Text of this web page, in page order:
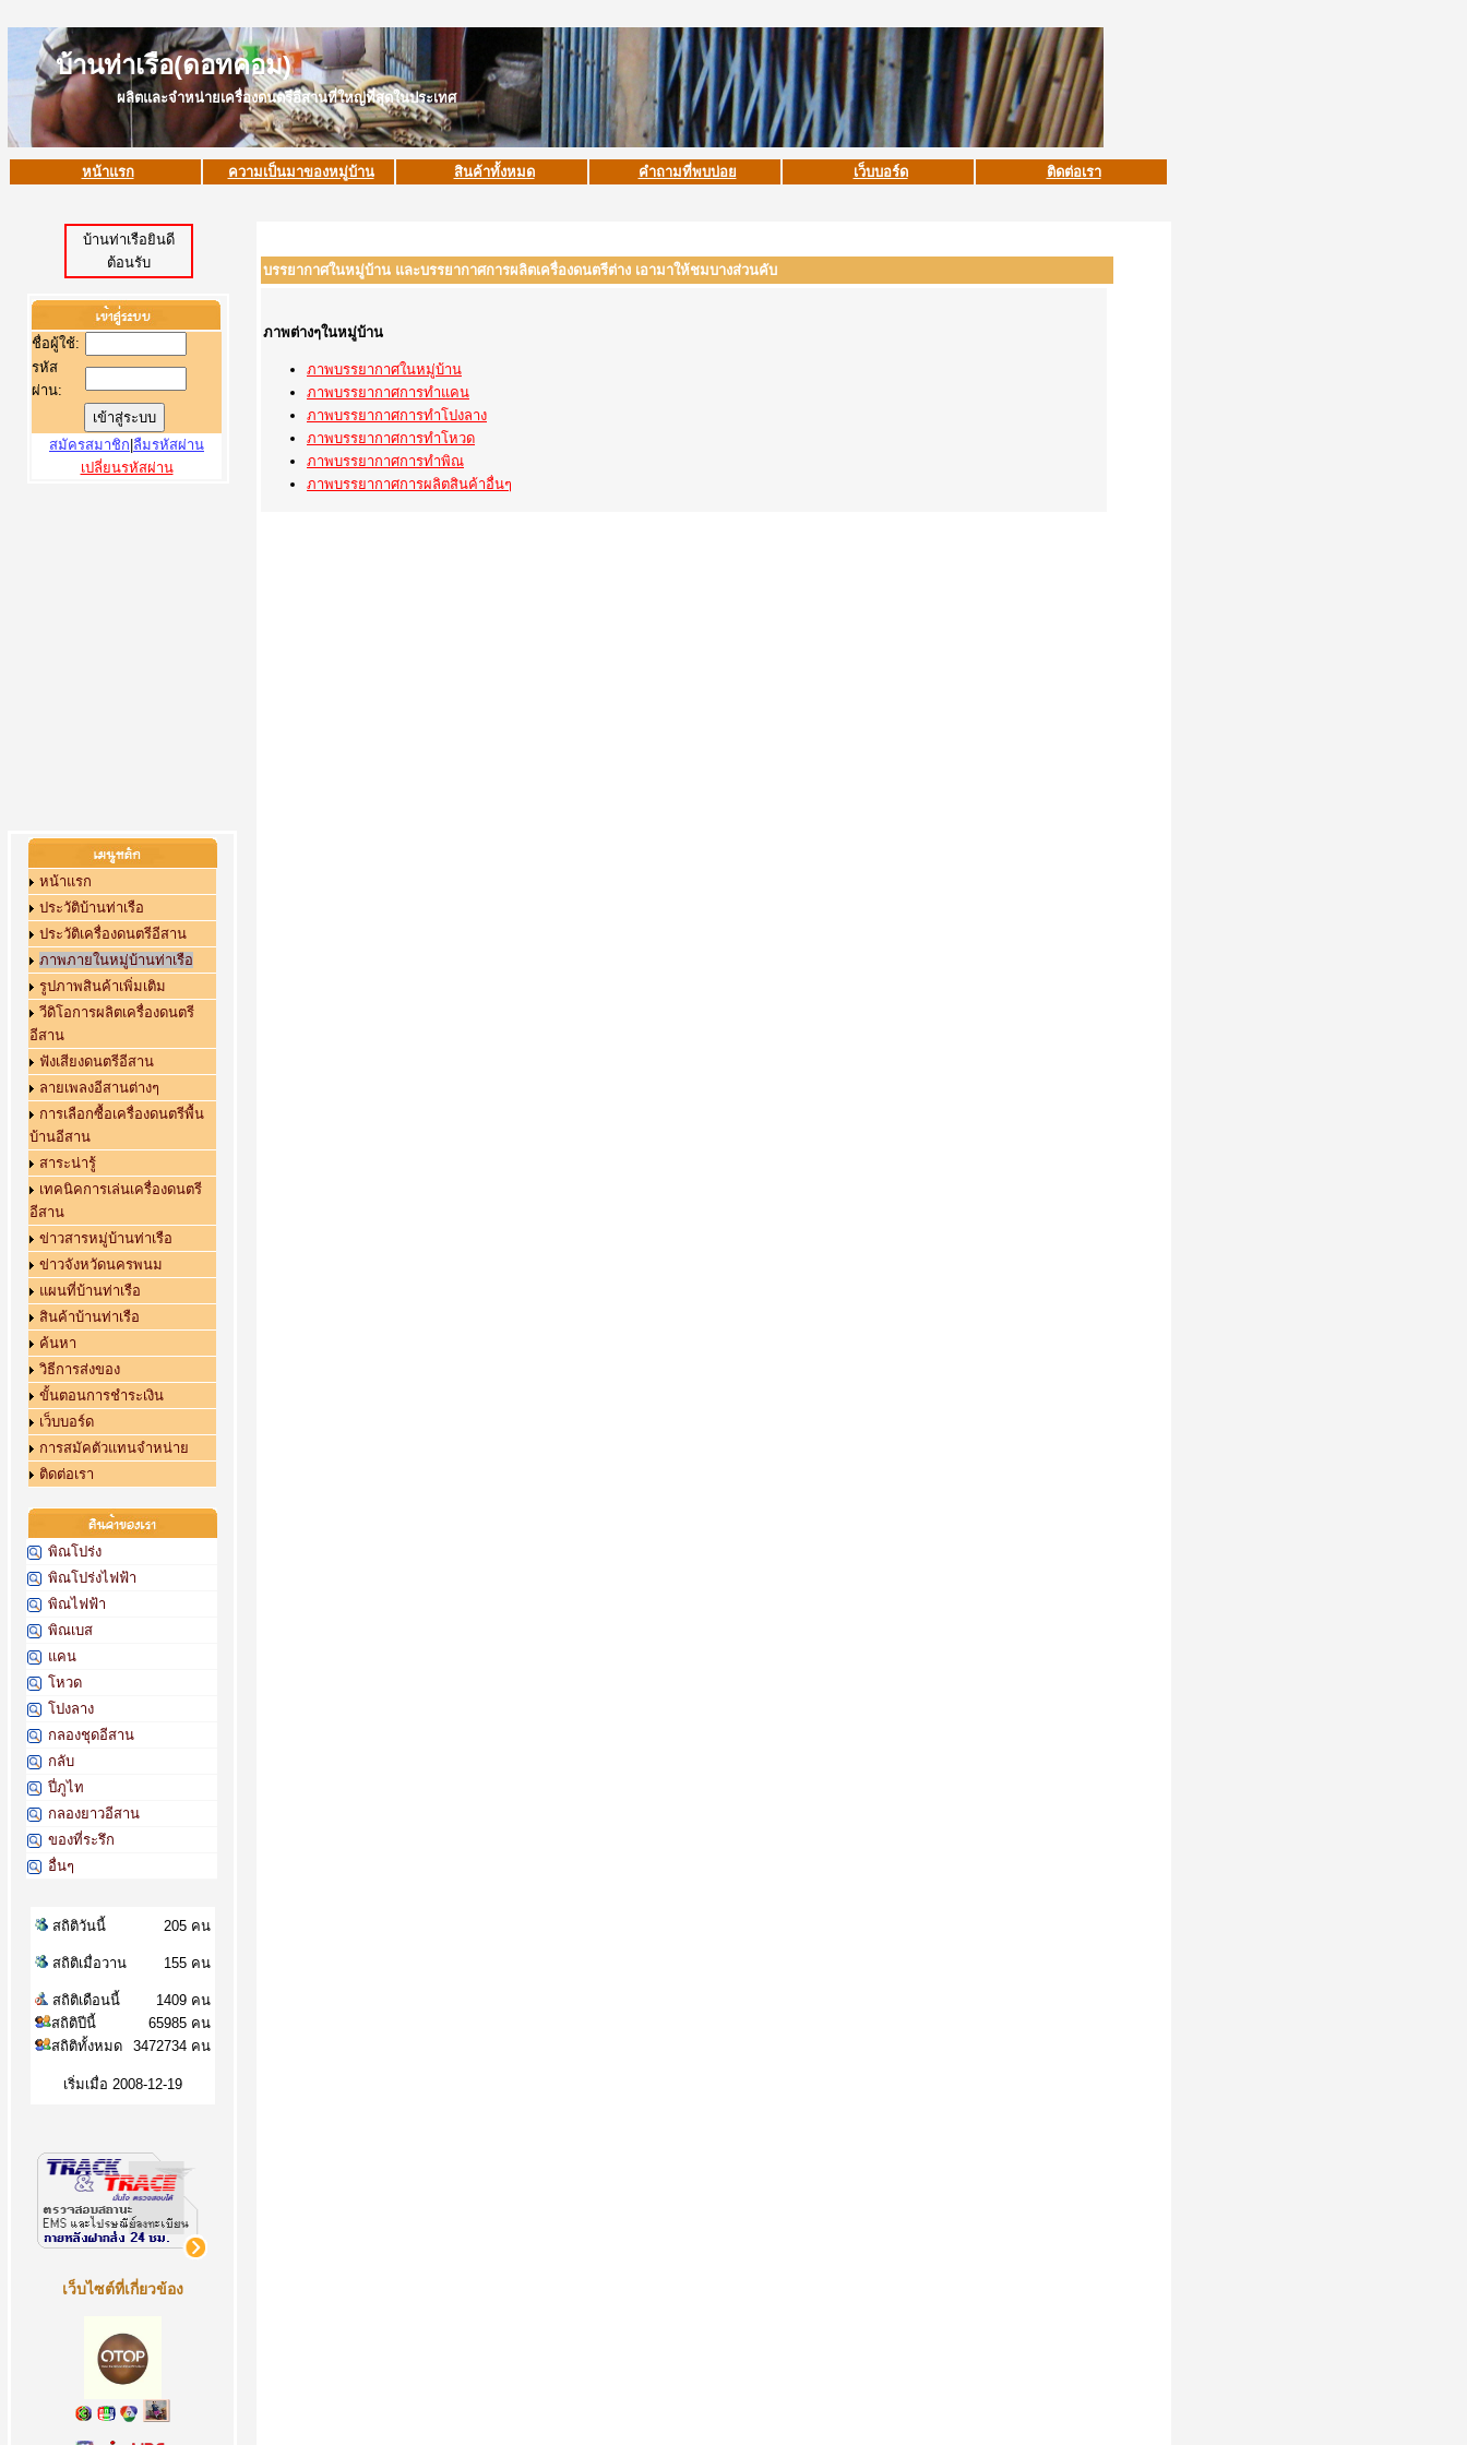
บ้านท่าเรือ(ดอทคอม)
ผลิตและจำหน่ายเครื่องดนตรีอีสานที่ใหญ่ที่สุดในประเทศ
หน้าแรก ความเป็นมาของหมู่บ้าน สินค้าทั้งหมด คำถามที่พบบ่อย เว็บบอร์ด ติดต่อเรา
บ้านท่าเรือยินดี
ต้อนรับ
ชื่อผู้ใช้:
รหัส
ผ่าน:
สมัครสมาชิก ลืมรหัสผ่าน
เปลี่ยนรหัสผ่าน
หน้าแรก
ประวัติบ้านท่าเรือ
ประวัติเครื่องดนตรีอีสาน
ภาพภายในหมู่บ้านท่าเรือ
รูปภาพสินค้าเพิ่มเติม
วีดิโอการผลิตเครื่องดนตรี
อีสาน
ฟังเสียงดนตรีอีสาน
ลายเพลงอีสานต่างๆ
การเลือกซื้อเครื่องดนตรีพื้น
บ้านอีสาน
สาระน่ารู้
เทคนิคการเล่นเครื่องดนตรี
อีสาน
ข่าวสารหมู่บ้านท่าเรือ
ข่าวจังหวัดนครพนม
แผนที่บ้านท่าเรือ
สินค้าบ้านท่าเรือ
ค้นหา
วิธีการส่งของ
ขั้นตอนการชำระเงิน
เว็บบอร์ด
การสมัคตัวแทนจำหน่าย
ติดต่อเรา
พิณโปร่ง
พิณโปร่งไฟฟ้า
พิณไฟฟ้า
พิณเบส
แคน
โหวด
โปงลาง
กลองชุดอีสาน
กลับ
ปี่ภูไท
กลองยาวอีสาน
ของที่ระรึก
อื่นๆ
สถิติวันนี้ 205 คน
สถิติเมื่อวาน 155 คน
สถิติเดือนนี้
สถิติปีนี้
สถิติทั้งหมด
1409 คน
65985 คน
3472734 คน
เริ่มเมื่อ 2008-12-19
เว็บไซต์ที่เกี่ยวข้อง
บรรยากาศในหมู่บ้าน และบรรยากาศการผลิตเครื่องดนตรีต่าง เอามาให้ชมบางส่วนคับ
ภาพต่างๆในหมู่บ้าน
ภาพบรรยากาศในหมู่บ้าน
ภาพบรรยากาศการทำแคน
ภาพบรรยากาศการทำโปงลาง
ภาพบรรยากาศการทำโหวด
ภาพบรรยากาศการทำพิณ
ภาพบรรยากาศการผลิตสินค้าอื่นๆ